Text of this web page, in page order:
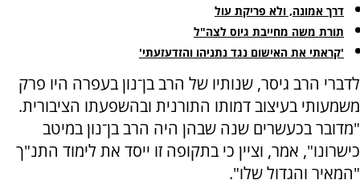
דרך אמונה, ולא פריקת עול
תורת משה מחייבת גיוס לצה"ל
'קראתי את האישום נגד נתניהו והזדעזעתי'
לדברי הרב גיסר, שנותיו של הרב בן־נון בעפרה היו פרק
משמעותי בעיצוב דמותו התורנית ובהשפעתו הציבורית.
"מדובר בכעשרים שנה שבהן היה הרב בן־נון במיטב
כישרונו", אמר, וציין כי בתקופה זו ייסד את לימוד התנ"ך
"המאיר והגדול שלו".